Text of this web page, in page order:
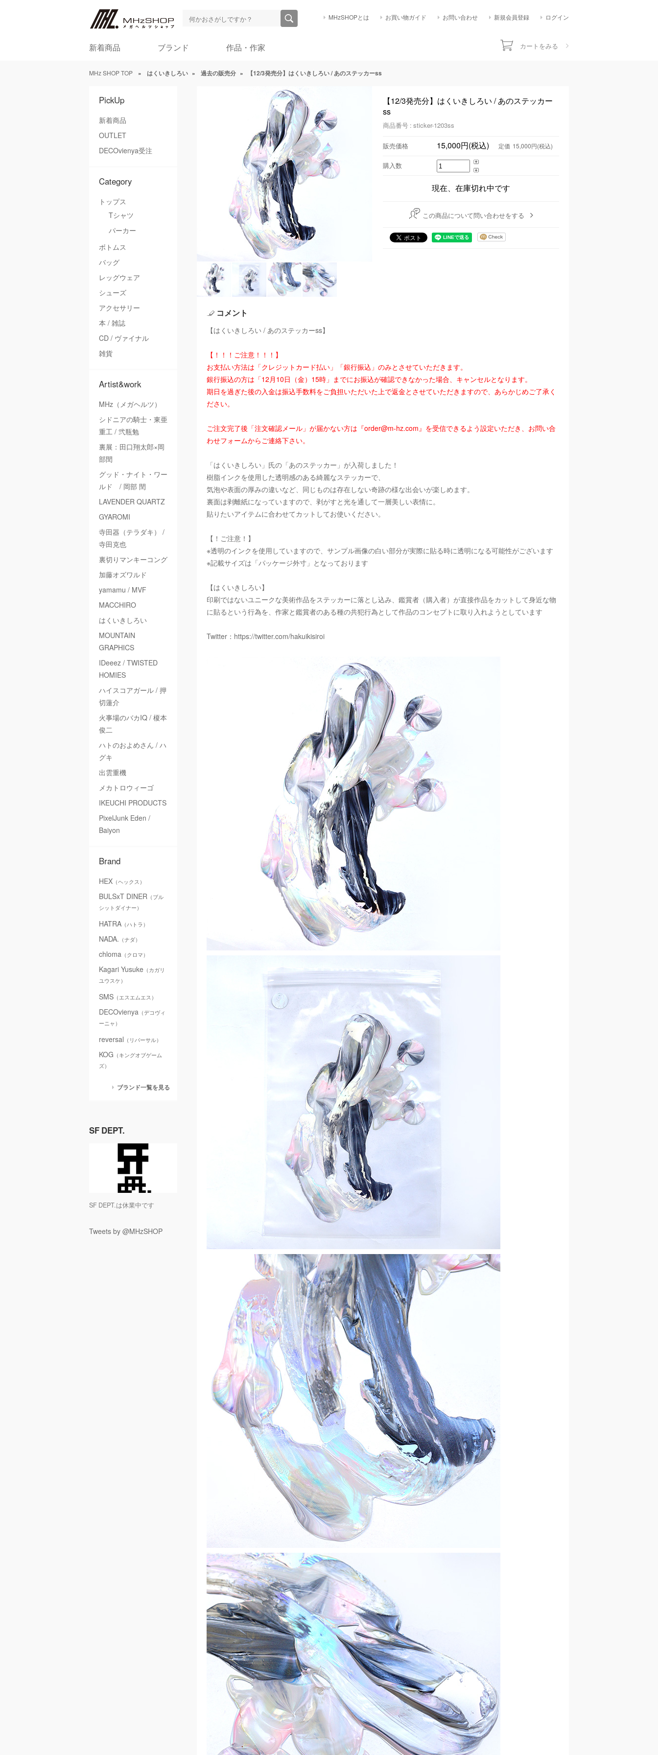
MHzSHOPとは お買い物ガイド お問い合わせ 新規会員登録 ログイン
新着商品 ブランド 作品・作家 カートをみる
MHz SHOP TOP » はくいきしろい » 過去の販売分 » 【12/3発売分】はくいきしろい / あのステッカーss
PickUp
新着商品
OUTLET
DECOvienya受注
Category
トップス
Tシャツ
パーカー
ボトムス
バッグ
レッグウェア
シューズ
アクセサリー
本 / 雑誌
CD / ヴァイナル
雑貨
Artist&work
MHz（メガヘルツ）
シドニアの騎士・東亜
重工 / 弐瓶勉
裏展：田口翔太郎×岡
部閏
グッド・ナイト・ワー
ルド / 岡部 閏
LAVENDER QUARTZ
GYAROMI
寺田器（テラダキ） /
寺田克也
裏切りマンキーコング
加藤オズワルド
yamamu / MVF
MACCHIRO
はくいきしろい
MOUNTAIN
GRAPHICS
IDeeez / TWISTED
HOMIES
ハイスコアガール / 押
切蓮介
火事場のバカIQ / 榎本
俊二
ハトのおよめさん / ハ
グキ
出雲重機
メカトロウィーゴ
IKEUCHI PRODUCTS
PixelJunk Eden /
Baiyon
Brand
HEX （ヘックス）
BULSxT DINER （ブル
シットダイナー）
HATRA （ハトラ）
NADA. （ナダ）
chloma （クロマ）
Kagari Yusuke （カガリ
ユウスケ）
SMS （エスエムエス）
DECOvienya （デコヴィ
ーニャ）
reversal （リバーサル）
KOG （キングオブゲーム
ズ）
ブランド一覧を見る
SF DEPT.
SF DEPT.は休業中です
Tweets by @MHzSHOP
【12/3発売分】はくいきしろい / あのステッカー
ss
商品番号 : sticker-1203ss
販売価格 15,000円(税込) 定価 15,000円(税込)
購入数
現在、在庫切れ中です
この商品について問い合わせをする
コメント
【はくいきしろい / あのステッカーss】
【！！！ご注意！！！】
お支払い方法は「クレジットカード払い」「銀行振込」のみとさせていただきます。
銀行振込の方は「12月10日（金）15時」までにお振込が確認できなかった場合、キャンセルとなります。
期日を過ぎた後の入金は振込手数料をご負担いただいた上で返金とさせていただきますので、あらかじめご了承く
ださい。
ご注文完了後「注文確認メール」が届かない方は『order@m-hz.com』を受信できるよう設定いただき、お問い合
わせフォームからご連絡下さい。
「はくいきしろい」氏の「あのステッカー」が入荷しました！
樹脂インクを使用した透明感のある綺麗なステッカーで、
気泡や表面の厚みの違いなど、同じものは存在しない奇跡の様な出会いが楽しめます。
裏面は剥離紙になっていますので、剥がすと光を通して一層美しい表情に。
貼りたいアイテムに合わせてカットしてお使いください。
【！ご注意！】
※透明のインクを使用していますので、サンプル画像の白い部分が実際に貼る時に透明になる可能性がございます
※記載サイズは「パッケージ外寸」となっております
【はくいきしろい】
印刷ではないユニークな美術作品をステッカーに落とし込み、鑑賞者（購入者）が直接作品をカットして身近な物
に貼るという行為を、作家と鑑賞者のある種の共犯行為として作品のコンセプトに取り入れようとしています
Twitter： https://twitter.com/hakuikisiroi